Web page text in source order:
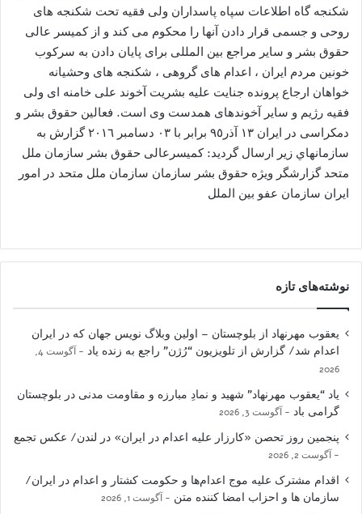
شکنجه گاه اطلاعات سپاه پاسداران ولی فقیه تحت شکنجه های
روحی و جسمی قرار دادن آنها را محکوم می کند و از کمیسر عالی
حقوق بشر و سایر مراجع بین المللی برای پایان دادن به سرکوب
خونین مردم ایران ، اعدام های گروهی ، شکنجه های وحشیانه
خواهان ارجاع پرونده جنایت علیه بشریت آخوند علی خامنه ای ولی
فقیه رژیم و سایر آخوندهای همدست وی است. فعالين حقوق بشر و
دمكراسى در ايران ۱۳ آذر٩٥ برابر با ۰۳ دسامبر ٢٠١٦ گزارش به
سازمانهاي زير ارسال گرديد: كميسرعالى حقوق بشر سازمان ملل
متحد گزارشگر ويژه حقوق بشر سازمان سازمان ملل متحد در امور
ایران سازمان عفو بين الملل
نوشته‌های تازه
یعقوب مهرنهاد از بلوچستان – اولین وبلاگ نویس جهان که در ایران
اعدام شد/ گزارش از تلویزیون “رُژن” راجع به زنده یاد
آگوست 4,
2026
یاد “یعقوب مهرنهاد” شهید و نمادِ مبارزه و مقاومت مدنی در بلوچستان
گرامی باد
آگوست 3, 2026
پنجمین روز تحصن «کارزار علیه اعدام در ایران» در لندن/ عکس تجمع
آگوست 2, 2026
اقدام مشترک علیه موج اعدام‌ها و حکومت کشتار و اعدام در ایران/
سازمان ها و احزاب امضا کننده متن
آگوست 1, 2026